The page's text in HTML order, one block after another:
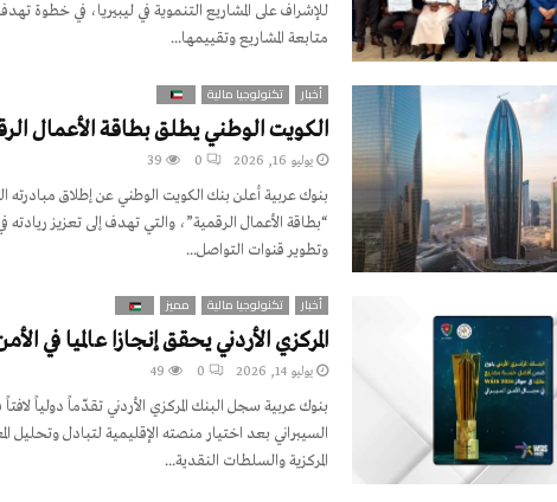
للإشراف على المشاريع التنموية في ليبيريا، في خطوة
متابعة المشاريع وتقييمها...
أخبار تكنولوجيا مالية
الكويت الوطني يطلق بطاقة الأعمال
يوليو 16, 2026 0
39
بنوك عربية أعلن بنك الكويت الوطني عن إطلاق مبادرته
“بطاقة الأعمال الرقمية”، والتي تهدف إلى تعزيز ريادته
وتطوير قنوات التواصل...
أخبار تكنولوجيا مالية مميز
المركزي الأردني يحقق إنجازا عالميا في
يوليو 14, 2026 0
49
بنوك عربية سجل البنك المركزي الأردني تقدّماً دولياً لافتاً
السيبراني بعد اختيار منصته الإقليمية لتبادل وتحليل
المركزية والسلطات النقدية...